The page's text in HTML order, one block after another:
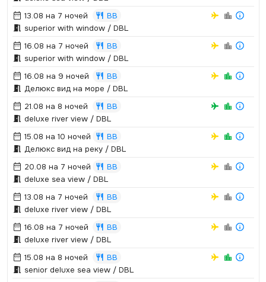
13.08 на 7 ночей
BB
superior with window / DBL
16.08 на 7 ночей
BB
superior with window / DBL
16.08 на 9 ночей
BB
Делюкс вид на море / DBL
21.08 на 8 ночей
BB
deluxe river view / DBL
15.08 на 10 ночей
BB
Делюкс вид на реку / DBL
20.08 на 7 ночей
BB
deluxe sea view / DBL
13.08 на 7 ночей
BB
deluxe river view / DBL
16.08 на 7 ночей
BB
deluxe river view / DBL
15.08 на 8 ночей
BB
senior deluxe sea view / DBL